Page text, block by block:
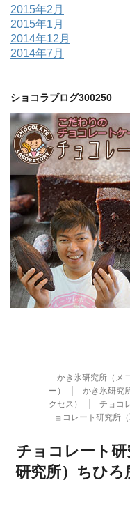
2015年2月
2015年1月
2014年12月
2014年7月
ショコラブログ300250
かき氷研究所（メ
ー）
かき氷研究
クセス）
チョコ
ョコレート研究所
チョコレート
研究所）ちひろ